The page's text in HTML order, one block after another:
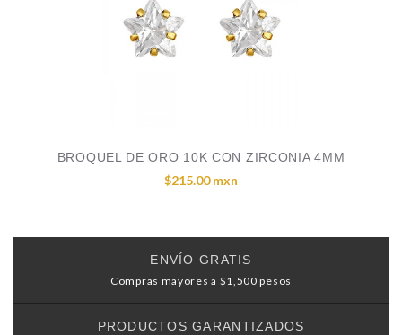
BROQUEL DE ORO 10K CON ZIRCONIA 4MM
$215.00 mxn
ENVÍO GRATIS
Compras mayores a $1,500 pesos
PRODUCTOS GARANTIZADOS